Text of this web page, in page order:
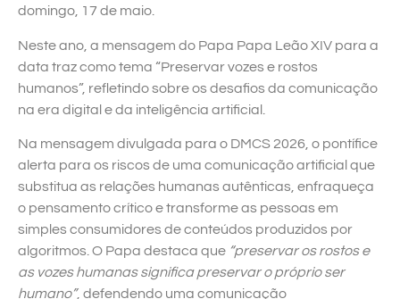
domingo, 17 de maio.
Neste ano, a mensagem do Papa Papa Leão XIV para a
data traz como tema “Preservar vozes e rostos
humanos”, refletindo sobre os desafios da comunicação
na era digital e da inteligência artificial.
Na mensagem divulgada para o DMCS 2026, o pontífice
alerta para os riscos de uma comunicação artificial que
substitua as relações humanas autênticas, enfraqueça
o pensamento crítico e transforme as pessoas em
simples consumidores de conteúdos produzidos por
algoritmos. O Papa destaca que “preservar os rostos e
as vozes humanas significa preservar o próprio ser
humano”, defendendo uma comunicação